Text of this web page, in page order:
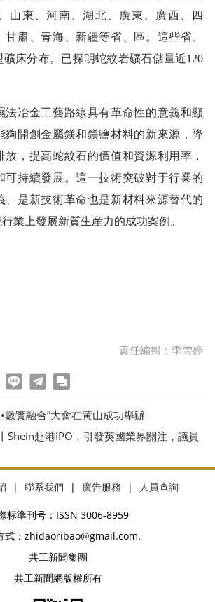
山東、河南、湖北、廣東、廣西、四
甘肅、青海、新疆等省、區。這些省、
礦床分布。已探明蛇紋岩礦石儲量近120
法冶金工藝路線具有革命性的意義和顯
夠開創金屬鎂和鎂鹽材料的新來源，降
放，提高蛇紋石的價值和資源利用率，
可持續發展。這一技術突破對于行業的
、是新技術革命也是新材料來源替代的
業上發展新質生産力的成功案例。
責任編輯：李雪婷
數實融合”大會在黃山成功舉辦
Shein赴港IPO，引發英國業界關注，議員
| 聯系我們 | 廣告服務 | 人員查詢
标準刊号：ISSN 3006-8959
式：zhidaoribao@gmail.com.
共工新聞集團
共工新聞網版權所有